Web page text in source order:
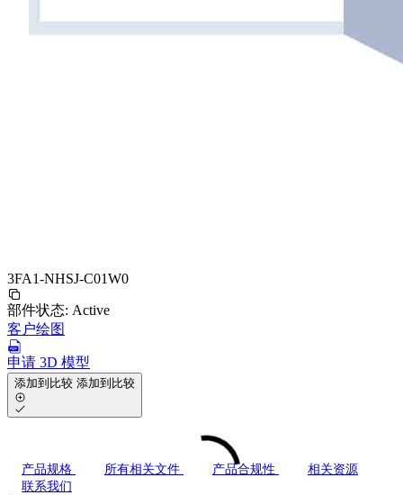
3FA1-NHSJ-C01W0
部件状态: Active
客户绘图
申请 3D 模型
添加到比较 添加到比较
产品规格 所有相关文件 产品合规性
相关资源
联系我们